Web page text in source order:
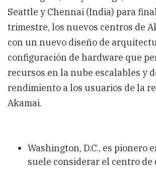
Seattle y Chennai (India) para
trimestre, los nuevos centros de
con un nuevo diseño de
configuración de hardware que
recursos en la nube escalables y
rendimiento a los usuarios de la
Akamai.
Washington, D.C., es pionero
suele considerar el centro de